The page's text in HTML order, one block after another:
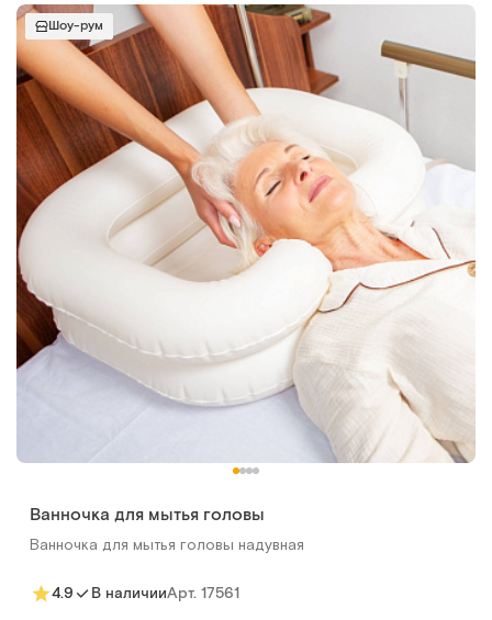
Шоу-рум
Ванночка для мытья головы
Ванночка для мытья головы надувная
4.9 В наличииАрт. 17561